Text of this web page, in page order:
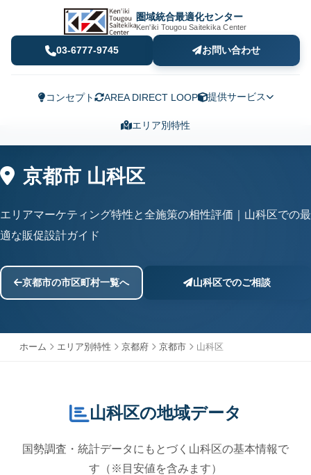
圏域統合最適化センター
Ken'iki Tougou Saitekika Center
03-6777-9745 お問い合わせ
コンセプト AREA DIRECT LOOP 提供サービス
エリア別特性
京都市 山科区
エリアマーケティング特性と全施策の相性評価｜山科区での最
適な販促設計ガイド
京都市の市区町村一覧へ 山科区でのご相談
ホーム エリア別特性 京都府 京都市 山科区
山科区の地域データ
国勢調査・統計データにもとづく山科区の基本情報で
す（※目安値を含みます）